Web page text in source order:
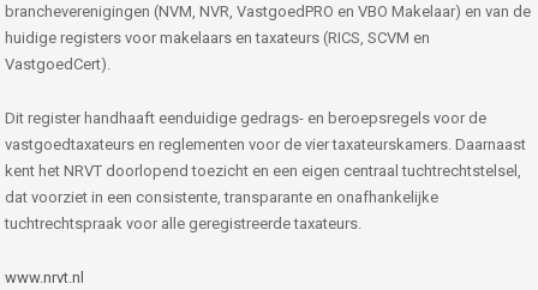
brancheverenigingen (NVM, NVR, VastgoedPRO en VBO Makelaar) en van de
huidige registers voor makelaars en taxateurs (RICS, SCVM en
VastgoedCert).
Dit register handhaaft eenduidige gedrags- en beroepsregels voor de
vastgoedtaxateurs en reglementen voor de vier taxateurskamers. Daarnaast
kent het NRVT doorlopend toezicht en een eigen centraal tuchtrechtstelsel,
dat voorziet in een consistente, transparante en onafhankelijke
tuchtrechtspraak voor alle geregistreerde taxateurs.
www.nrvt.nl